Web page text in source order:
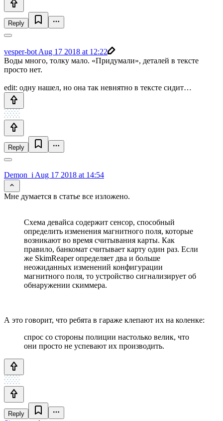
Reply
vesper-bot Aug 17 2018 at 12:22
Воды много, толку мало. «Придумали», деталей в тексте
просто нет.
edit: одну нашел, но она так невнятно в тексте сидит…
Reply
Demon_i Aug 17 2018 at 14:54
Мне думается в статье все изложено.
Схема девайса содержит сенсор, способный
определить изменения магнитного поля, которые
возникают во время считывания карты. Как
правило, банкомат считывает карту один раз. Если
же SkimReaper определяет два и больше
неожиданных изменений конфигурации
магнитного поля, то устройство сигнализирует об
обнаружении скиммера.
А это говорит, что ребята в гараже клепают их на коленке:
спрос со стороны полиции настолько велик, что
они просто не успевают их производить.
Reply